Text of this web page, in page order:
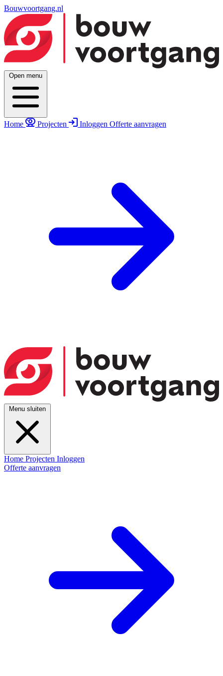
Bouwvoortgang.nl
Open menu
Home Projecten Inloggen Offerte aanvragen
Menu sluiten
Home Projecten Inloggen
Offerte aanvragen